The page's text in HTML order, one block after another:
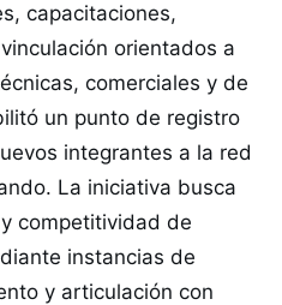
capacitaciones,
orientados a
comerciales y de
un punto de registro
integrantes a la red
La iniciativa busca
competitividad de
instancias de
y articulación con